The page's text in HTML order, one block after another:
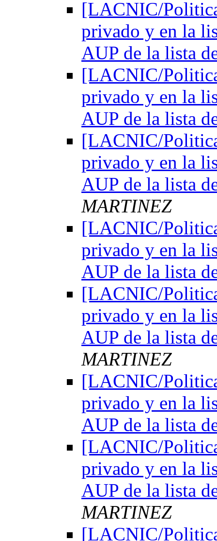
[LACNIC/
privado y en la
AUP de la lista
[LACNIC/
privado y en la
AUP de la lista
[LACNIC/
privado y en la
AUP de la lista
MARTINEZ
[LACNIC/
privado y en la
AUP de la lista
[LACNIC/
privado y en la
AUP de la lista
MARTINEZ
[LACNIC/
privado y en la
AUP de la lista
[LACNIC/
privado y en la
AUP de la lista
MARTINEZ
[LACNIC/